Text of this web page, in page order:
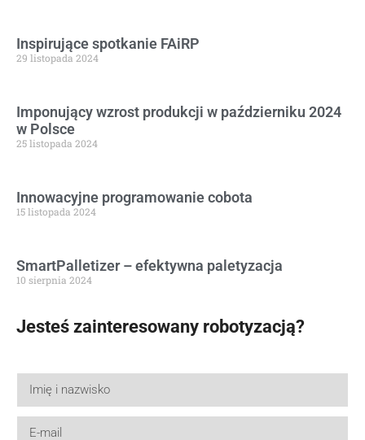
Inspirujące spotkanie FAiRP
29 listopada 2024
Imponujący wzrost produkcji w październiku 2024
w Polsce
25 listopada 2024
Innowacyjne programowanie cobota
15 listopada 2024
SmartPalletizer – efektywna paletyzacja
10 sierpnia 2024
Jesteś zainteresowany robotyzacją?